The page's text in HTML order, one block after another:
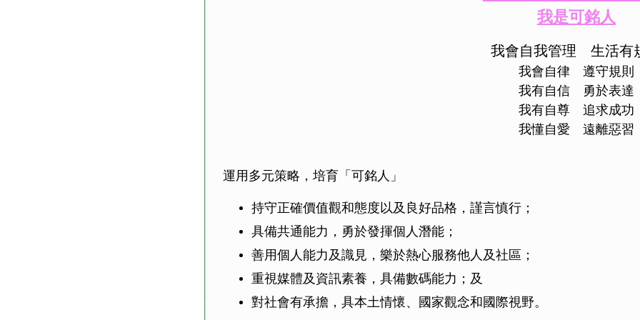
我是可銘人
我會自我管理 生活有
我會自律 遵守規則
我有自信 勇於表達
我有自尊 追求成功
我懂自愛 遠離惡習
運用多元策略，培育「可銘人」
持守正確價值觀和態度以及良好品格，謹言慎行；
具備共通能力，勇於發揮個人潛能；
善用個人能力及識見，樂於熱心服務他人及社區；
重視媒體及資訊素養，具備數碼能力；及
對社會有承擔，具本土情懷、國家觀念和國際視野。